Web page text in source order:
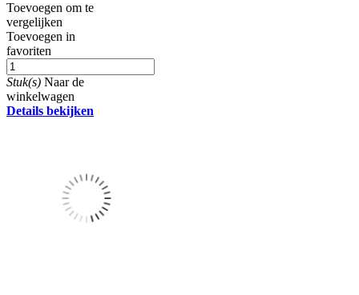
Toevoegen om te
vergelijken
Toevoegen in
favoriten
Stuk(s) Naar de
winkelwagen
Details bekijken